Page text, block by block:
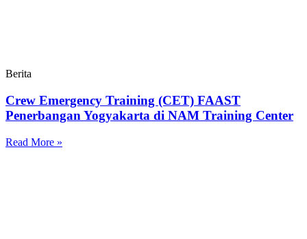
Berita
Crew Emergency Training (CET) FAAST
Penerbangan Yogyakarta di NAM Training Center
Read More »